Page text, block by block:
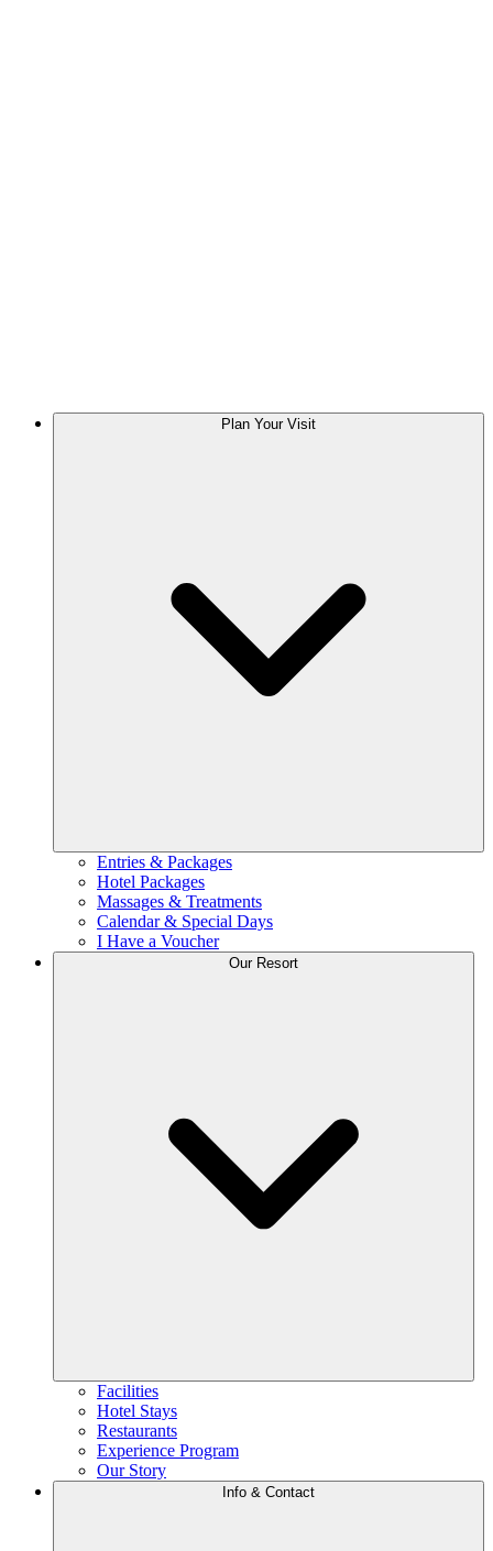
Plan Your Visit
Entries & Packages
Hotel Packages
Massages & Treatments
Calendar & Special Days
I Have a Voucher
Our Resort
Facilities
Hotel Stays
Restaurants
Experience Program
Our Story
Info & Contact